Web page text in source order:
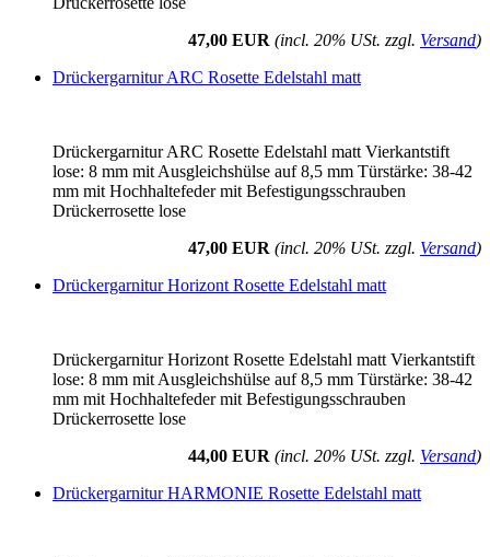
47,00 EUR (incl. 20% USt. zzgl. Versand)
Drückergarnitur ARC Rosette Edelstahl matt
Drückergarnitur ARC Rosette Edelstahl matt Vierkantstift
lose: 8 mm mit Ausgleichshülse auf 8,5 mm Türstärke: 38-42
mm mit Hochhaltefeder mit Befestigungsschrauben
Drückerrosette lose
47,00 EUR (incl. 20% USt. zzgl. Versand)
Drückergarnitur Horizont Rosette Edelstahl matt
Drückergarnitur Horizont Rosette Edelstahl matt Vierkantstift
lose: 8 mm mit Ausgleichshülse auf 8,5 mm Türstärke: 38-42
mm mit Hochhaltefeder mit Befestigungsschrauben
Drückerrosette lose
44,00 EUR (incl. 20% USt. zzgl. Versand)
Drückergarnitur HARMONIE Rosette Edelstahl matt